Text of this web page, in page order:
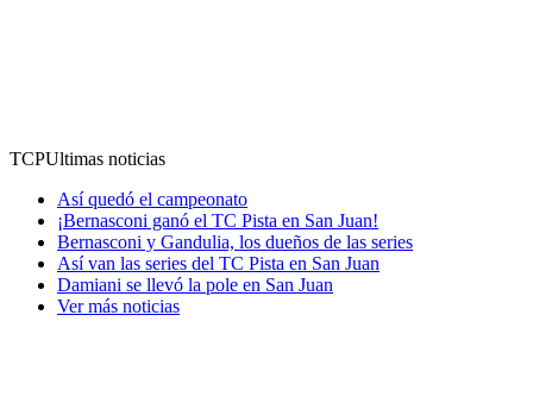
TCPUltimas noticias
Así quedó el campeonato
¡Bernasconi ganó el TC Pista en San Juan!
Bernasconi y Gandulia, los dueños de las series
Así van las series del TC Pista en San Juan
Damiani se llevó la pole en San Juan
Ver más noticias